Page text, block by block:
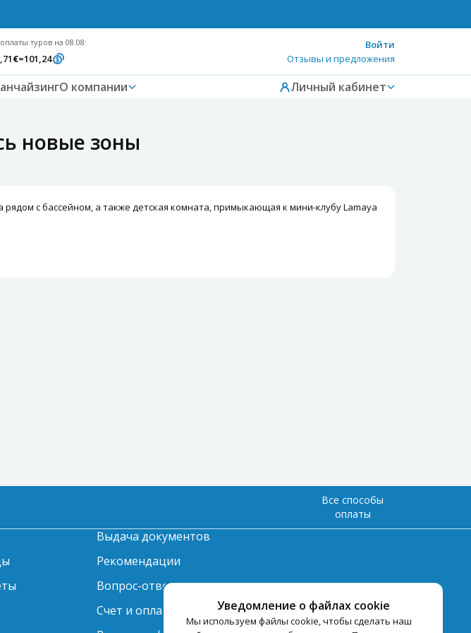
туров на 08.08:
€=101,24
Войти
Отзывы и предложения
О компании Личный кабинет
новые зоны
с бассейном, а также детская комната, примыкающая к мини-клубу Lamaya
Уведомление о файлах cookie
Мы используем файлы cookie, чтобы сделать наш
Все способы
оплаты
Выдача документов
Рекомендации
Вопрос-ответ
Счет и оплата